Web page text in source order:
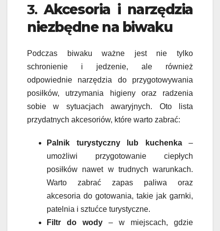
3.Akcesoria i narzędzia
niezbędne na biwaku
Podczas biwaku ważne jest nie tylko
schronienie i jedzenie, ale również
odpowiednie narzędzia do przygotowywania
posiłków, utrzymania higieny oraz radzenia
sobie w sytuacjach awaryjnych. Oto lista
przydatnych akcesoriów, które warto zabrać:
Palnik turystyczny lub kuchenka–
umożliwi przygotowanie ciepłych
posiłków nawet w trudnych warunkach.
Warto zabrać zapas paliwa oraz
akcesoria do gotowania, takie jak garnki,
patelnia i sztućce turystyczne.
Filtr do wody – w miejscach, gdzie